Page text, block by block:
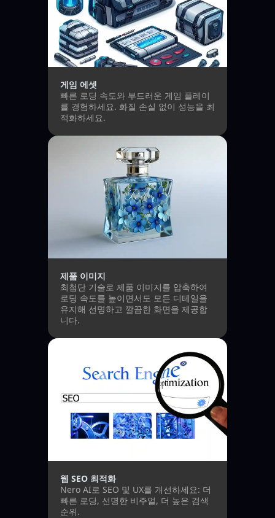
게임 에셋
빠른 로딩 속도와 부드러운 게임 플레이
를 경험하세요. 화질 손실 없이 성능을 최
적화하세요.
제품 이미지
최첨단 기술로 제품 이미지를 압축하여
로딩 속도를 높이면서도 모든 디테일을
유지해 선명하고 깔끔한 화면을 제공합
니다.
웹 SEO 최적화
Nero AI로 SEO 및 UX를 개선하세요: 더
빠른 로딩, 선명한 비주얼, 더 높은 검색
순위.